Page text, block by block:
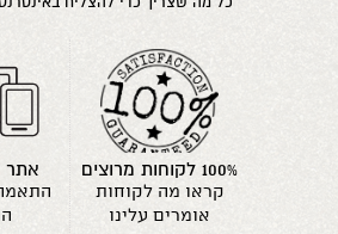
100% לקוחות מרוצים
קראו מה לקוחות
אומרים עלינו
אתר